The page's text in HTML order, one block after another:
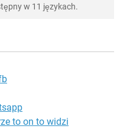
w 11 językach.
to on to widzi